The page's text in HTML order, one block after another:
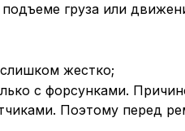
груза или
жестко;
с форсунками.
Поэтому перед